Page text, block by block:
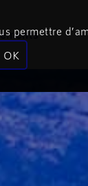
permettre
OK